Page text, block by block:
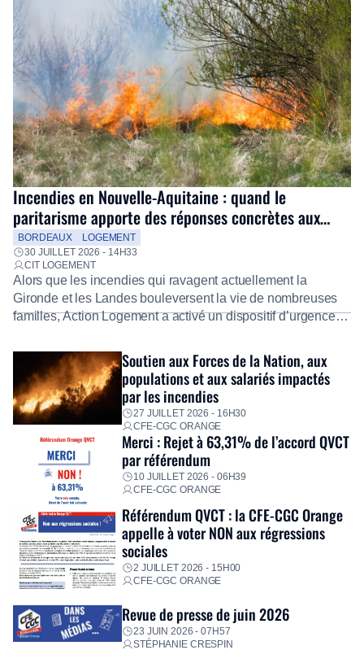
Incendies en Nouvelle-Aquitaine : quand le
paritarisme apporte des réponses concrètes aux
salariés
BORDEAUX
LOGEMENT
30 JUILLET 2026 - 14H33
CIT LOGEMENT
Alors que les incendies qui ravagent actuellement la
Gironde et les Landes bouleversent la vie de nombreuses
familles, Action Logement a activé un dispositif d’urgence
Fidèle à sa mission d’utilité sociale, le Groupe mobilise
immédiatement ses équipes afin de proposer un diagnostic
personnalisé, des aides financières pour faire face aux
premières dépenses, […]
Soutien aux Forces de la Nation, aux
populations et aux salariés impactés
par les incendies
27 JUILLET 2026 - 16H30
CFE-CGC ORANGE
Merci : Rejet à 63,31% de l’accord QVCT
par référendum
10 JUILLET 2026 - 06H39
CFE-CGC ORANGE
Référendum QVCT : la CFE-CGC Orange
appelle à voter NON aux régressions
sociales
2 JUILLET 2026 - 15H00
CFE-CGC ORANGE
Revue de presse de juin 2026
23 JUIN 2026 - 07H57
STÉPHANIE CRESPIN